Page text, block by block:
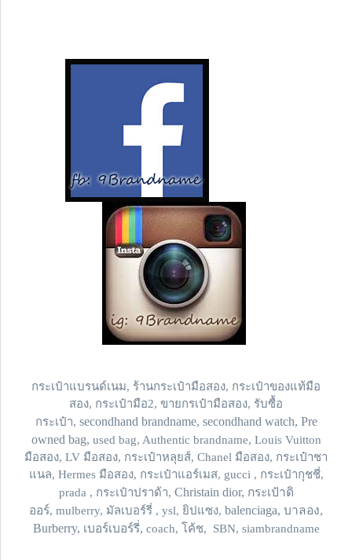
กระเป๋าแบรนด์เนม, ร้านกระเป๋ามือสอง, กระเป๋าของแท้มือ
สอง, กระเป๋ามือ2, ขายกรเป๋ามือสอง, รับซื้อ
กระเป๋า, secondhand brandname, secondhand watch, Pre
owned bag, used bag, Authentic brandname, Louis Vuitton
มือสอง, LV มือสอง, กระเป๋าหลุยส์, Chanel มือสอง, กระเป๋าชา
แนล, Hermes มือสอง, กระเป๋าแอร์เมส, gucci , กระเป๋ากุชชี่,
prada , กระเป๋าปราด้า, Christain dior, กระเป๋าดิ
ออร์, mulberry, มัลเบอร์รี่ , ysl, ยิปแซง, balenciaga, บาลอง,
Burberry, เบอร์เบอร์รี่, coach, โค้ช, SBN, siambrandname